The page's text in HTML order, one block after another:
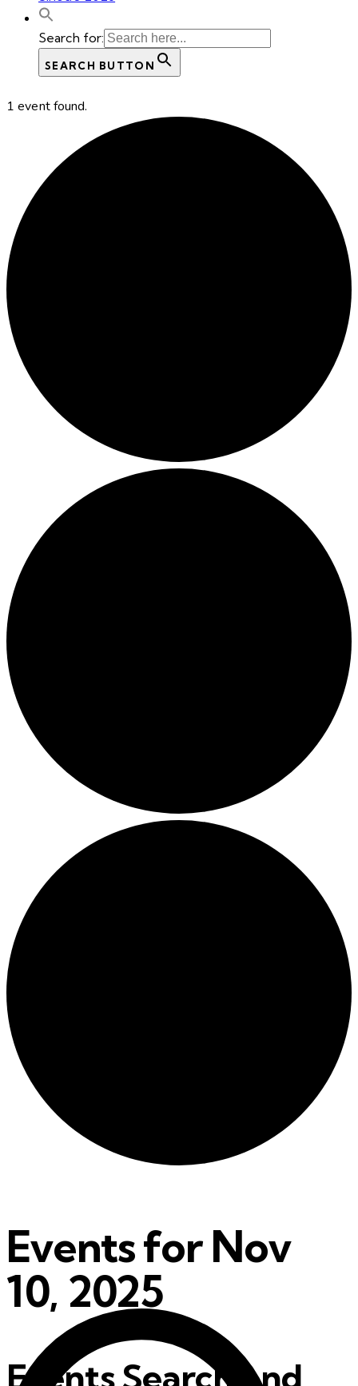
Search for:
SEARCH BUTTON
1 event found.
Events for Nov
10, 2025
Events Search and